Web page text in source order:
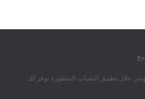
خلال تطبيق التقنيات المتطورة نوفر لك